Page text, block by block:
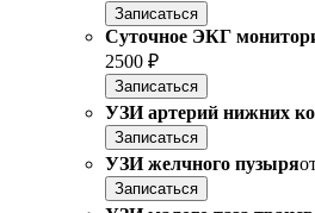
Записаться
Суточное ЭКГ
2500 ₽
Записаться
УЗИ артерий нижних
Записаться
УЗИ желчного пузыря
Записаться